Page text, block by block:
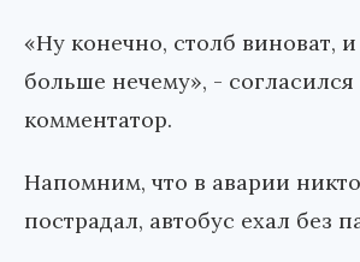
«Ну конечно, столб виноват,
больше нечему», -
комментатор.
Напомним, что в аварии
пострадал, автобус ехал без